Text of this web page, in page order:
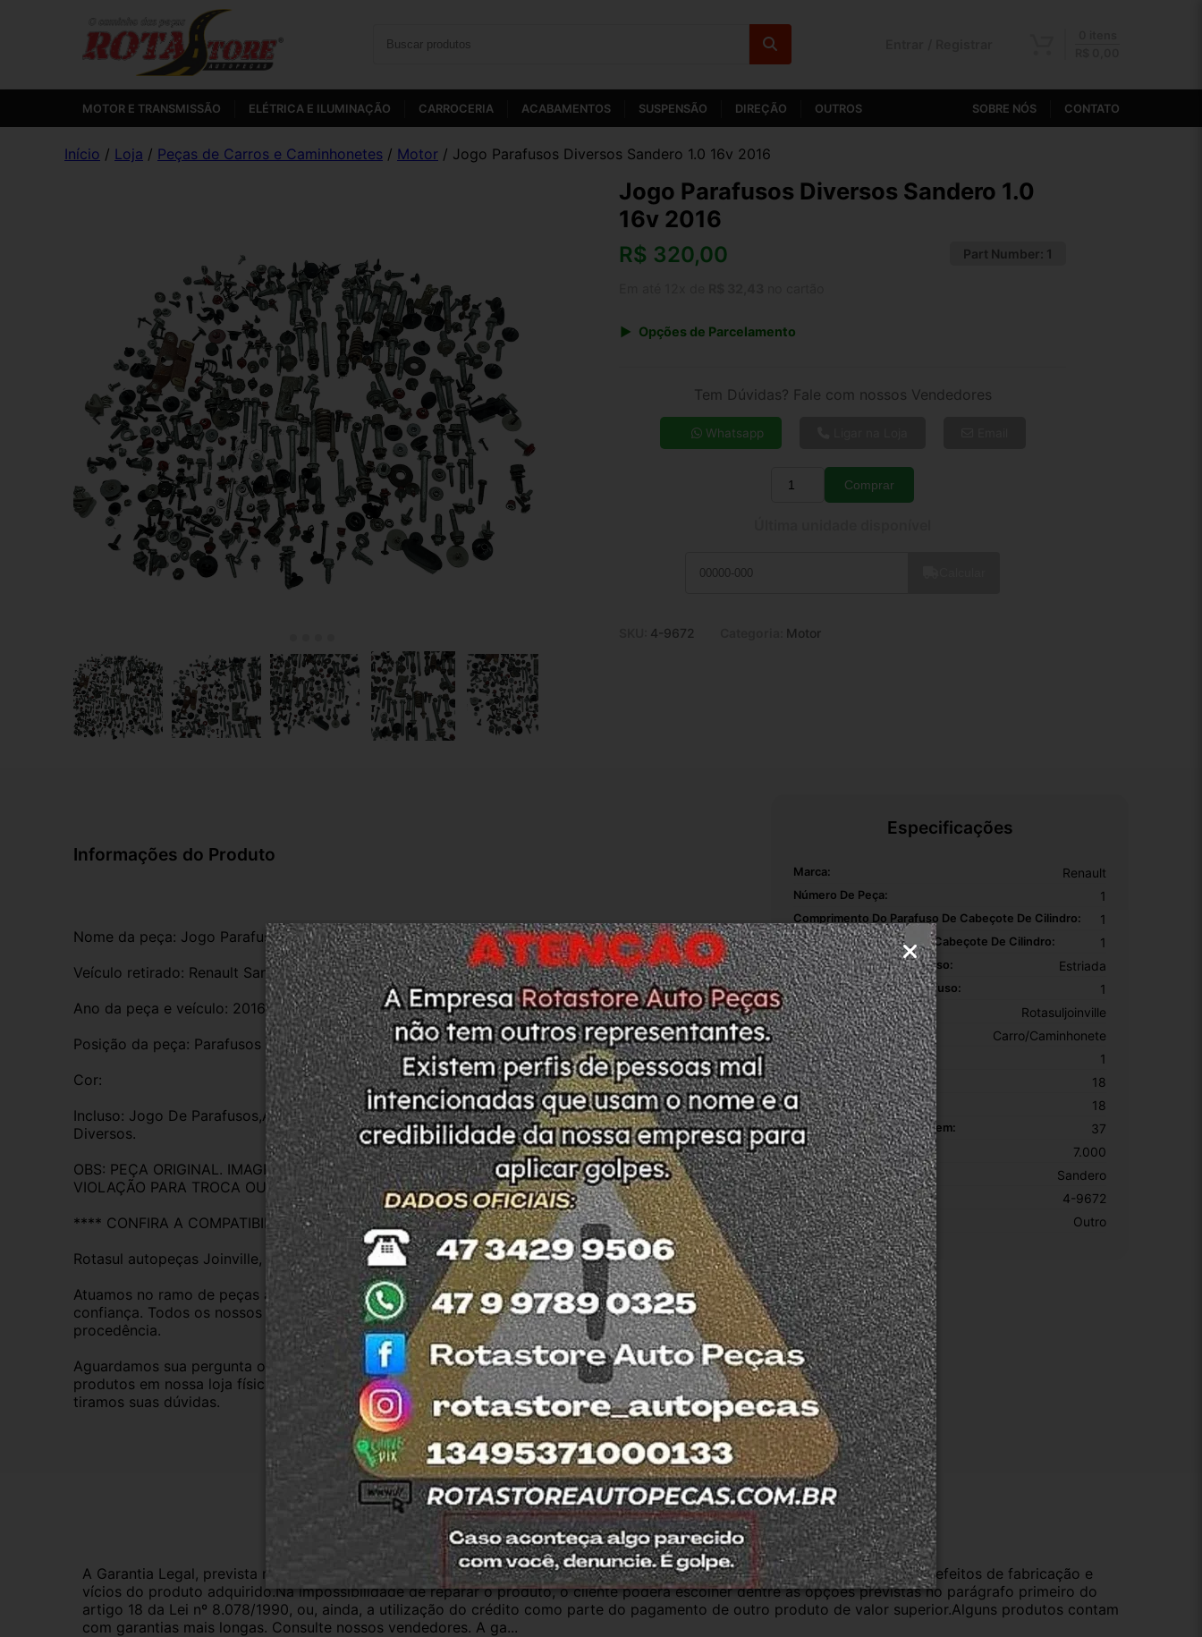
MOTOR E TRANSMISSÃO ELÉTRICA E ILUMINAÇÃO CARROCERIA ACABAMENTOS SUSPENSÃO DIREÇÃO OUTROS SOBRE NÓS CONTATO
Início / Loja / Peças de Carros e Caminhonetes / Motor / Jogo Parafusos Diversos Sandero 1.0 16v 2016
Jogo Parafusos Diversos Sandero 1.0
16v 2016
R$ 320,00 Part Number: 1
Opções de Parcelamento
7x de R$ 52,44
9x de R$ 41,85
Tem Dúvidas? Fale com nossos Vendedores
Whatsapp
Quantidade
Comprar
4-9672 Motor
Informações do Produto
Nome da peça: Jogo Parafusos Presilhas e Arruelas Diversos
Veículo retirado: Renault Sandero 1.0 16v
Ano da peça e veículo: 2016
Posição da peça: Parafusos
Cor:
Incluso: Jogo De Parafusos,Arruelas e Presilhas
Diversos.
OBS: PEÇA ORIGINAL. IMAGENS REAIS DO PRODUTO. PEÇA COM ETIQUETA DE LACRE SEM
VIOLAÇÃO PARA TROCA OU DEVOLUÇÃO. EM CASO DE DÚVIDAS ESTAMOS A DISPOSIÇÃO
**** CONFIRA A COMPATIBILIDADE ****
Rotasul autopeças Joinville, empresa credenciada no DETRAN do estado de SC.
Atuamos no ramo de peças automotivas usadas desde 2011 com total credibilidade e
confiança. Todos os nossos veículos são baixados no Detran. Produtos com nota fiscal e
procedência.
Aguardamos sua pergunta ou compra e atenderemos o quanto antes. Aceitamos retirada dos
produtos em nossa loja física também, basta entrar em contato com a equipe Rotasul e
tiramos suas dúvidas.
Especificações
Marca: Renault
Número De Peça: 1
Comprimento Do Parafuso De Cabeçote De Cilindro: 1
Diâmetro Do Parafuso De Cabeçote De Cilindro: 1
Tipo De Cabeça Do Parafuso: Estriada
Largura Da Rosca Do Parafuso: 1
Origem: Rotasuljoinville
Tipo De Veículo: Carro/Caminhonete
OEM: 1
Altura Da Embalagem: 18
Largura Da Embalagem: 18
Comprimento Da Embalagem: 37
Peso Da Embalagem: 7.000
Modelo: Sandero
SKU: 4-9672
Motivo De GTIN Vacío: Outro
Garantia Certificado de Procedência Troca e Devolução
A Garantia Legal, prevista no Código de Defesa do Consumidor, é de 90 (noventa) dias a partir da data da compra e cobre defeitos de fabricação e
vícios do produto adquirido.Na impossibilidade de reparar o produto, o cliente poderá escolher dentre as opções previstas no parágrafo primeiro do
artigo 18 da Lei nº 8.078/1990, ou, ainda, a utilização do crédito como parte do pagamento de outro produto de valor superior.Alguns produtos contam
com garantias mais longas. Consulte nossos vendedores. A ga...